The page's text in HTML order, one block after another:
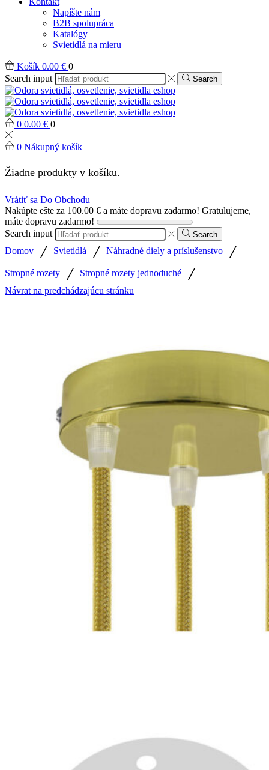
Napíšte nám
B2B spolupráca
Katalógy
Svietidlá na mieru
Košík 0.00 € 0
Search input
Search
0 0.00 € 0
0 Nákupný košík
Žiadne produkty v košíku.
Vrátiť sa Do Obchodu
Nakúpte ešte za 100.00 € a máte dopravu zadarmo! Gratulujeme,
máte dopravu zadarmo!
Search input
Search
Domov / Svietidlá / Náhradné diely a príslušenstvo /
Stropné rozety / Stropné rozety jednoduché /
Návrat na predchádzajúcu stránku